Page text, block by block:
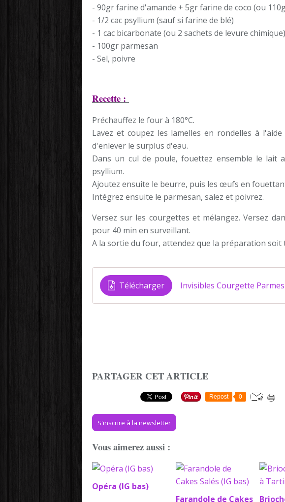
- 90gr farine d'amande + 5gr farine de coco (ou
- 1/2 cac psyllium (sauf si farine de blé)
- 1 cac bicarbonate (ou 2 sachets de levure chimique)
- 100gr parmesan
- Sel, poivre
Recette :
Préchauffez le four à 180°C.
Lavez et coupez les lamelles en rondelles à
d'enlever le surplus d'eau.
Dans un cul de poule, fouettez ensemble le lait
psyllium.
Ajoutez ensuite le beurre, puis les œufs en
Intégrez ensuite le parmesan, salez et poivrez.
Versez sur les courgettes et mélangez. Versez
pour 40 min en surveillant.
A la sortie du four, attendez que la préparation soit
Télécharger Invisibles Courgette
PARTAGER CET ARTICLE
Repost 0
S'inscrire à la newsletter
Vous aimerez aussi :
Opéra (IG bas)
Farandole de Cakes